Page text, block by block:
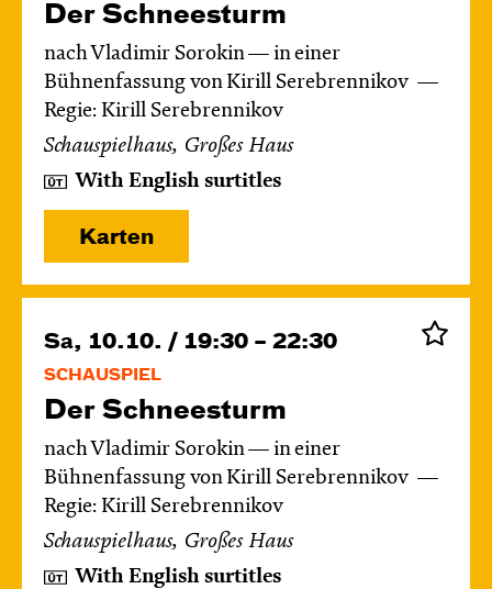
Der Schnee­sturm
nach Vladimir Sorokin — in einer
Bühnenfassung von Kirill Serebrennikov
Regie: Kirill Serebrennikov
Schauspielhaus, Großes Haus
With English surtitles
Karten
Sa, 10.10. / 19:30 – 22:30
SCHAUSPIEL
Der Schnee­sturm
nach Vladimir Sorokin — in einer
Bühnenfassung von Kirill Serebrennikov
Regie: Kirill Serebrennikov
Schauspielhaus, Großes Haus
With English surtitles